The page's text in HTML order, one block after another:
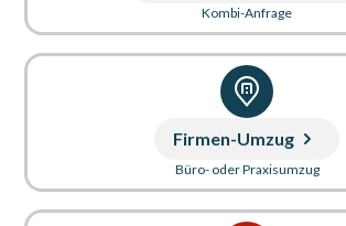
Kombi-Anfrage
Firmen-Umzug
Büro- oder Praxisumzug